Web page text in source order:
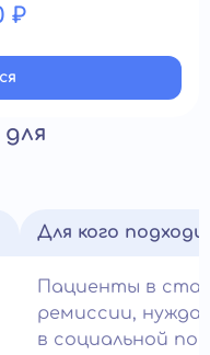
₽
Для кого
Пациенты в
ремиссии,
в социальной